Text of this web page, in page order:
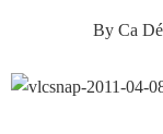
By Ca